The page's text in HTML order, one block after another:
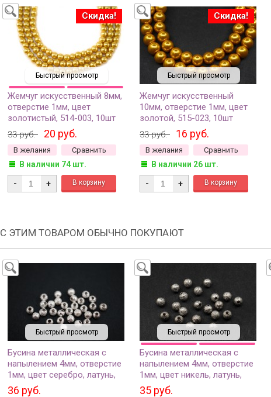
Быстрый просмотр
Скидка!
Жемчуг искусственный 8мм,
отверстие 1мм, цвет
золотистый, 514-003, 10шт
33 руб.
20 руб.
В желания Сравнить
В наличии 74 шт.
- +
Быстрый просмотр
Скидка!
Жемчуг искусственный
10мм, отверстие 1мм, цвет
золотой, 515-023, 10шт
33 руб.
16 руб.
В желания Сравнить
В наличии 26 шт.
- +
С ЭТИМ ТОВАРОМ ОБЫЧНО ПОКУПАЮТ
Быстрый просмотр
Бусина металлическая с
напылением 4мм, отверстие
1мм, цвет серебро, латунь,
504-002, 10шт
36 руб.
Быстрый просмотр
Бусина металлическая с
напылением 4мм, отверстие
1мм, цвет никель, латунь,
504-026, 10шт
35 руб.